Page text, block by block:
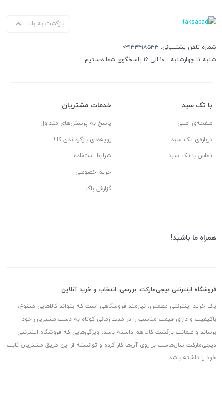
بازگشت به بالا
شماره تلفن پشتیبانی: ۰۳۱۳۴۴۱۸۵۳۳
شنبه تا چهارشنبه ، ۱۰ الی ۱۶ پاسخگوی شما هستیم
با تک سبد
صفحه‌ی اصلی
درباره‌ی تک سبد
تماس با تک سبد
خدمات مشتریان
پاسخ به پرسش‌های متداول
رویه‌های بازگرداندن کالا
شرایط استفاده
حریم خصوصی
گزارش باگ
همراه ما باشید!
فروشگاه اینترنتی دیجی‌مارکت، بررسی، انتخاب و خرید آنلاین
یک خرید اینترنتی مطمئن، نیازمند فروشگاهی است که بتواند کالاهایی متنوع،
باکیفیت و دارای قیمت مناسب را در مدت زمانی کوتاه به دست مشتریان خود
برساند و ضمانت بازگشت کالا هم داشته باشد؛ ویژگی‌هایی که فروشگاه اینترنتی
دیجی‌مارکت سال‌هاست بر روی آن‌ها کار کرده و توانسته از این طریق مشتریان ثابت
خود را داشته باشد.